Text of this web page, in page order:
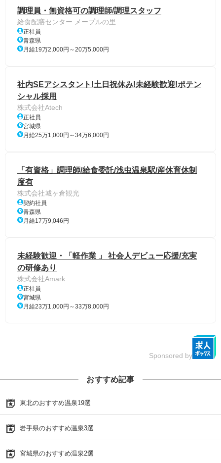
調理員・無資格可の調理師/調理スタッフ
給食配膳センター メープルの里
正社員
青森県
月給19万2,000円～20万5,000円
社内SEアシスタント!土日祝休み!未経験歓迎!ポテン
シャル採用
株式会社Atech
正社員
宮城県
月給25万1,000円～34万6,000円
「有資格」調理師/給食委託/浅虫温泉駅/産休育休制
度有
株式会社城ヶ倉観光
契約社員
青森県
月給17万9,046円
未経験歓迎・「軽作業 」 社会人デビュー応援/充実
の研修あり
株式会社Amark
正社員
宮城県
月給23万1,000円～33万8,000円
Sponsored by
おすすめ記事
東北のおすすめ温泉19選
岩手県のおすすめ温泉3選
宮城県のおすすめ温泉2選